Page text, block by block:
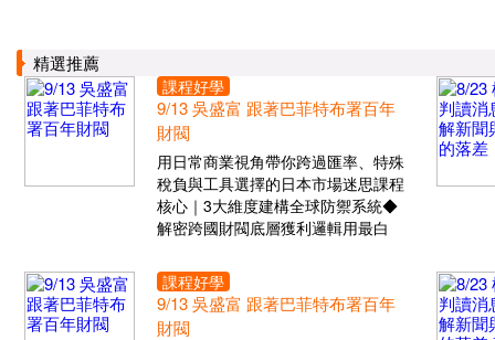
精選推薦
課程好學
9/13 吳盛富 跟著巴菲特布署百年
財閥
用日常商業視角帶你跨過匯率、特殊
稅負與工具選擇的日本市場迷思課程
核心｜3大維度建構全球防禦系統◆
解密跨國財閥底層獲利邏輯用最白
課程好學
9/13 吳盛富 跟著巴菲特布署百年
財閥